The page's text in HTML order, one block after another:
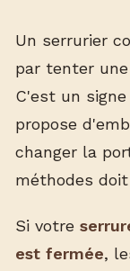
Un serrurier
par tenter une
C'est un
propose
changer la
méthodes
Si votre
est fermée,